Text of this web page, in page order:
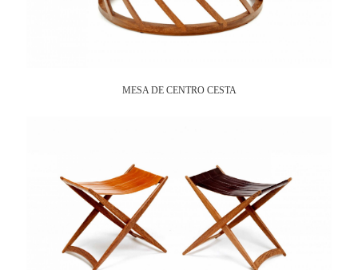
MESA DE CENTRO CESTA